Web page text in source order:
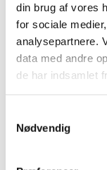
din brug af vores
for sociale
analysepartnere.
data med andre
de har indsamlet
Nødvendig